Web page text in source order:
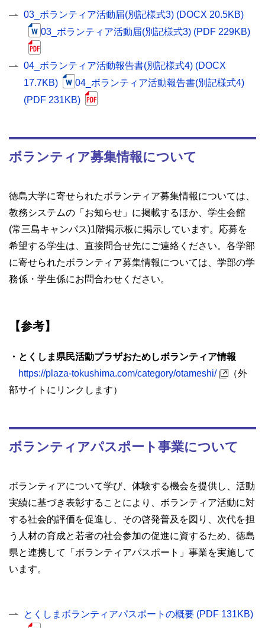
03_ボランティア活動届(別記様式3) (DOCX 20.5KB)
03_ボランティア活動届(別記様式3) (PDF 229KB)
04_ボランティア活動報告書(別記様式4) (DOCX
17.7KB)
04_ボランティア活動報告書(別記様式4)
(PDF 231KB)
ボランティア募集情報について
徳島大学に寄せられたボランティア募集情報については、
教務システムの「お知らせ」に掲載するほか、学生会館
(常三島キャンパス)1階掲示板に掲示しています。応募を
希望する学生は、直接問合せ先にご連絡ください。各学部
に寄せられたボランティア募集情報については、学部の学
務係・学生係にお問合わせください。
【参考】
・とくしま県民活動プラザおためしボランティア情報
https://plaza-tokushima.com/category/otameshi/
（外
部サイトにリンクします）
ボランティアパスポート事業について
ボランティアについて学び、体験する機会を提供し、活動
実績に基づき表彰することにより、ボランティア活動に対
する社会的評価を促進し、その啓発普及を図り、次代を担
う人材の育成と若者の社会参加の促進に資するため、徳島
県と連携して「ボランティアパスポート」事業を実施して
います。
とくしまボランティアパスポートの概要 (PDF 131KB)